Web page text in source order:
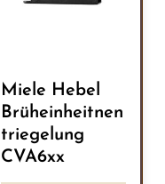
Miele Hebel
Brüheinheitnen
triegelung
CVA6xx